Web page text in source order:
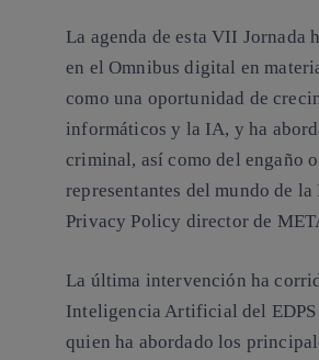
La agenda de esta VII Jornada
en el Omnibus digital en
como una oportunidad de
informáticos y la IA, y ha
criminal, así como del engaño
representantes del mundo de
Privacy Policy director de
La última intervención ha
Inteligencia Artificial del EDPS
quien ha abordado los